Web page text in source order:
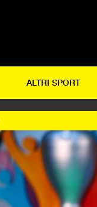
ALTRI SPORT